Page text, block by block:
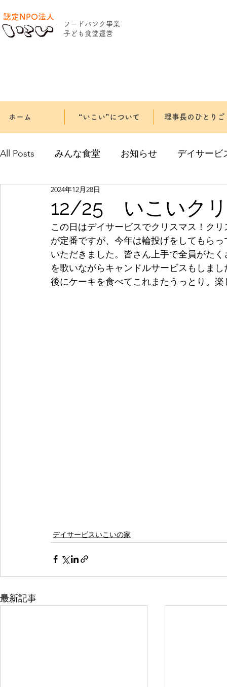
認定NPO法人
​フードバンク事業
​子ども食堂運営
ホーム “いこい”について 理事長のひとりご
All Posts みんな食堂 お知らせ デイサービ
12/25 いこいク
2024年12月28日
この日はデイサービスでクリスマス！ク
が定番ですが、今年は輪投げをしてもら
いただきました。皆さん上手で全員がた
を歌いながらキャンドルサービスもしま
後にケーキを食べてこれまたうっとり。
デイサービスいこいの家
最新記事